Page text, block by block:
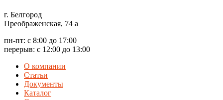
г. Белгород
Преображенская, 74 а
пн-пт: с 8:00 до 17:00
перерыв: с 12:00 до 13:00
О компании
Статьи
Документы
Каталог